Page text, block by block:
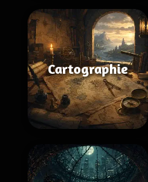
Cartographie